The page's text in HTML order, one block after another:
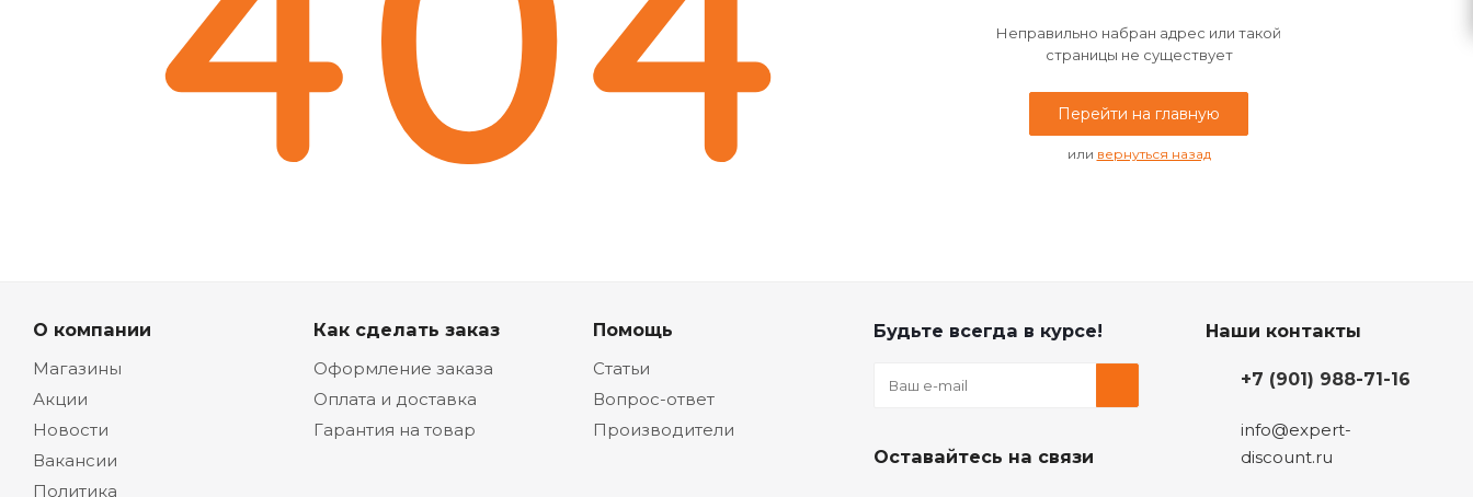
Неправильно набран адрес или такой
страницы не существует
Перейти на главную
или вернуться назад
О компании
Магазины
Акции
Новости
Вакансии
Политика
Как сделать заказ
Оформление заказа
Оплата и доставка
Гарантия на товар
Помощь
Статьи
Вопрос-ответ
Производители
Будьте всегда в курсе!
Оставайтесь на связи
Наши контакты
+7 (901) 988-71-16
info@expert-
discount.ru